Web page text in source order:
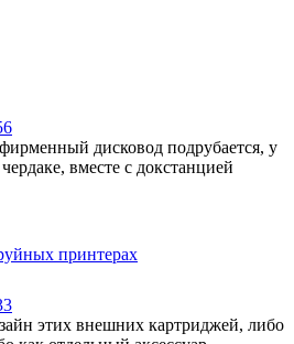
дисковод подрубается, у
вместе с докстанцией
принтерах
этих внешних картриджей, либо